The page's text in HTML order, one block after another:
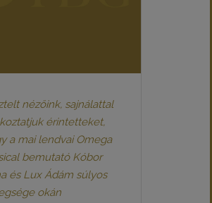
nézőink, sajnálattal
érintetteket,
a mai lendvai Omega
bemutató Kóbor
és Lux Ádám súlyos
okán